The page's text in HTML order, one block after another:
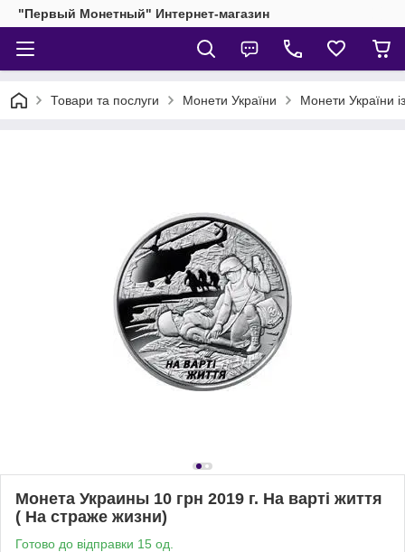
"Первый Монетный" Интернет-магазин
Товари та послуги Монети України Монети України
Монета Украины 10 грн 2019 г. На варті життя
( На страже жизни)
Готово до відправки 15 од.